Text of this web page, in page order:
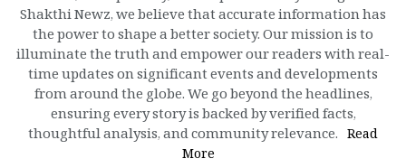
Shakthi Newz, we believe that accurate information has
the power to shape a better society. Our mission is to
illuminate the truth and empower our readers with real-
time updates on significant events and developments
from around the globe. We go beyond the headlines,
ensuring every story is backed by verified facts,
thoughtful analysis, and community relevance. Read
More